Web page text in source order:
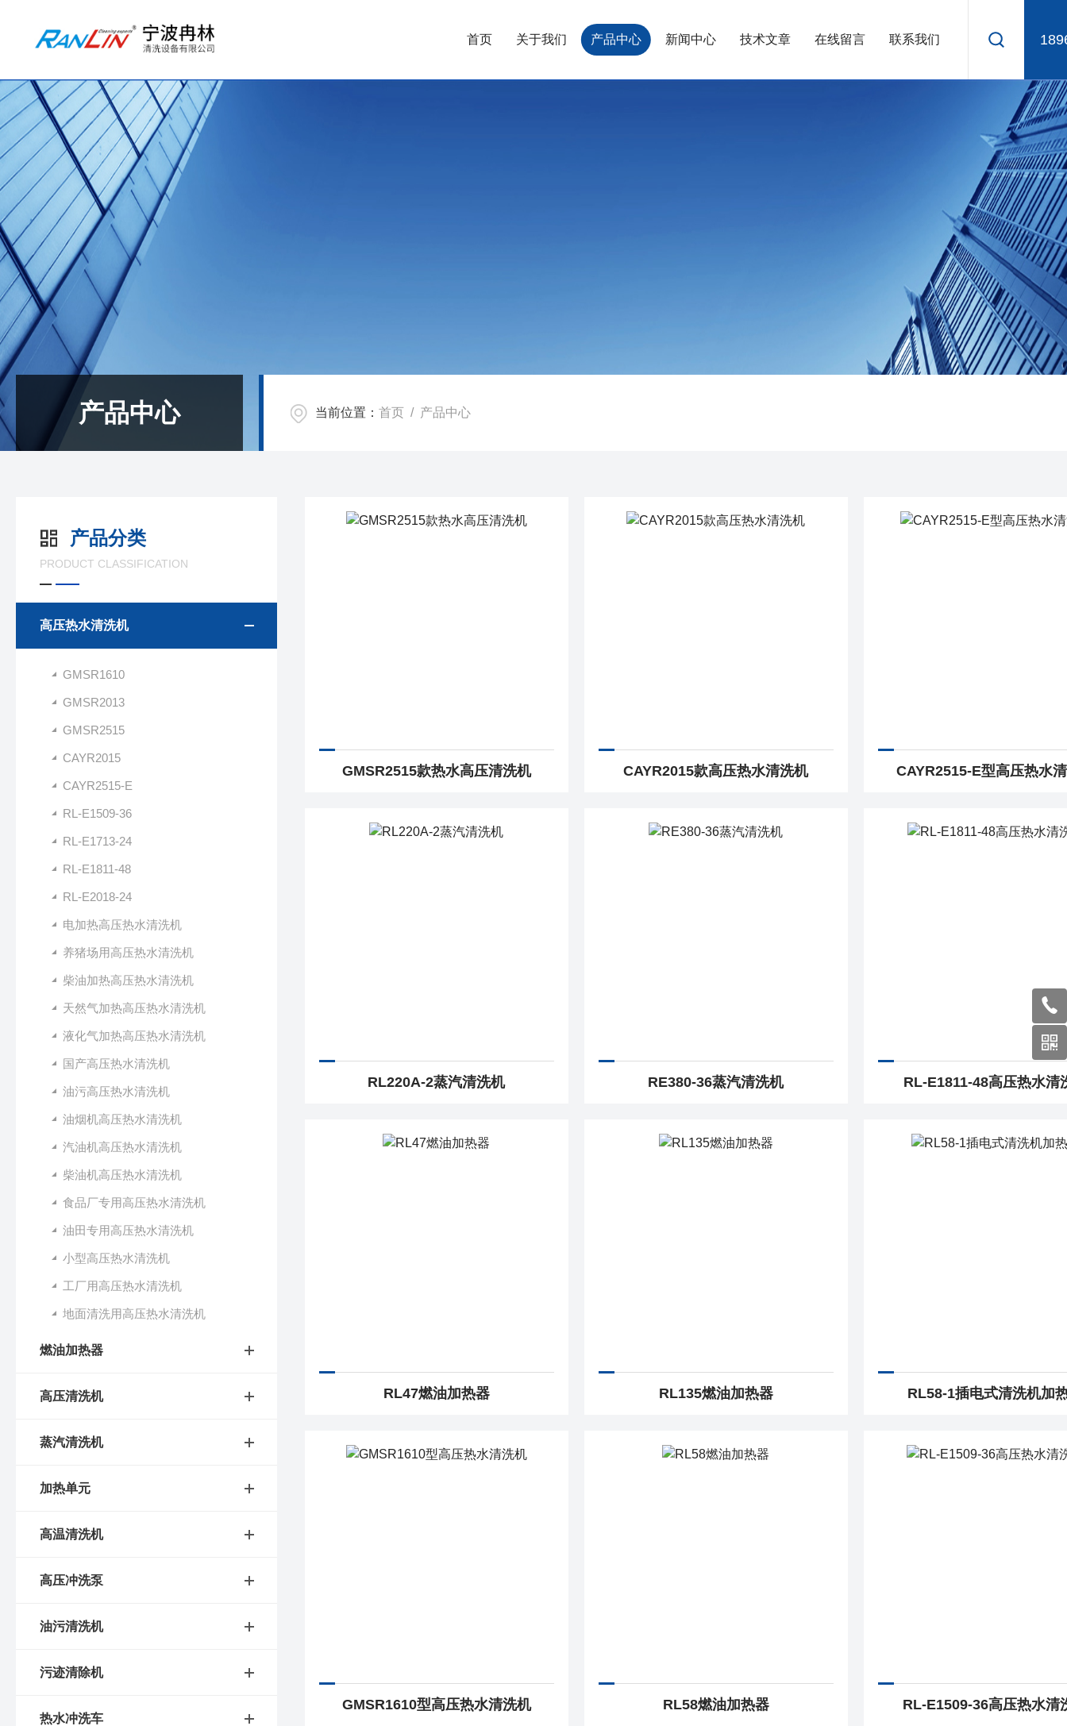
首页 关于我们 产品中心 新闻中心 技术文章 在线留言 联系我们
产品中心 当前位置： 首页 / 产品中心
产品分类
PRODUCT CLASSIFICATION
高压热水清洗机
GMSR1610
GMSR2013
GMSR2515
CAYR2015
CAYR2515-E
RL-E1509-36
RL-E1713-24
RL-E1811-48
RL-E2018-24
电加热高压热水清洗机
养猪场用高压热水清洗机
柴油加热高压热水清洗机
天然气加热高压热水清洗机
液化气加热高压热水清洗机
国产高压热水清洗机
油污高压热水清洗机
油烟机高压热水清洗机
汽油机高压热水清洗机
柴油机高压热水清洗机
食品厂专用高压热水清洗机
油田专用高压热水清洗机
小型高压热水清洗机
工厂用高压热水清洗机
地面清洗用高压热水清洗机
燃油加热器
高压清洗机
蒸汽清洗机
加热单元
高温清洗机
高压冲洗泵
油污清洗机
污迹清除机
热水冲洗车
GMSR2515款热水高压清洗机 CAYR2015款高压热水清洗机 CAYR2515-E型高压热水
RL220A-2蒸汽清洗机 RE380-36蒸汽清洗机 RL-E1811-48高压热水清
RL47燃油加热器 RL135燃油加热器 RL58-1插电式清洗机加
GMSR1610型高压热水清洗机 RL58燃油加热器 RL-E1509-36高压热水清